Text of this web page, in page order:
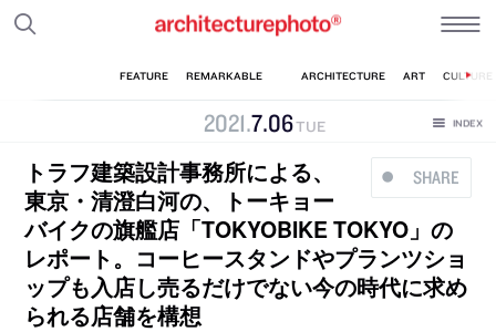
2021.7.06TUE
SHARE
トラフ建築設計事務所による、
東京・清澄白河の、トーキョー
バイクの旗艦店「TOKYOBIKE TOKYO」の
レポート。コーヒースタンドやプランツショ
ップも入店し売るだけでない今の時代に求め
られる店舗を構想